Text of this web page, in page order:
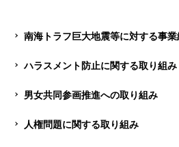
南海トラフ巨大地震等に対する事業
ハラスメント防止に関する取り組み
男女共同参画推進への取り組み
人権問題に関する取り組み